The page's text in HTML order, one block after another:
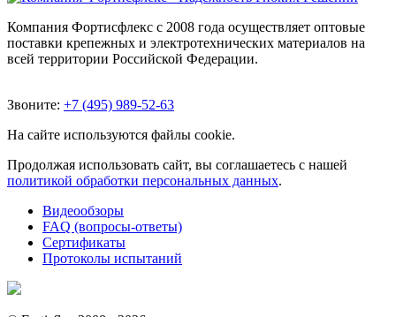
Компания Фортисфлекс с 2008 года осуществляет оптовые
поставки крепежных и электротехнических материалов на
всей территории Российской Федерации.
Звоните: +7 (495) 989-52-63
На сайте используются файлы cookie.
Продолжая использовать сайт, вы соглашаетесь с нашей
политикой обработки персональных данных.
Видеообзоры
FAQ (вопросы-ответы)
Сертификаты
Протоколы испытаний